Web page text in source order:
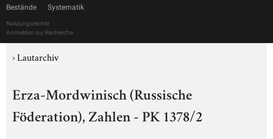
Bestände Systematik
Nutzungsrechte
Anmelden zur Recherche
›Lautarchiv
Erza-Mordwinisch (Russische
Föderation), Zahlen - PK 1378/2